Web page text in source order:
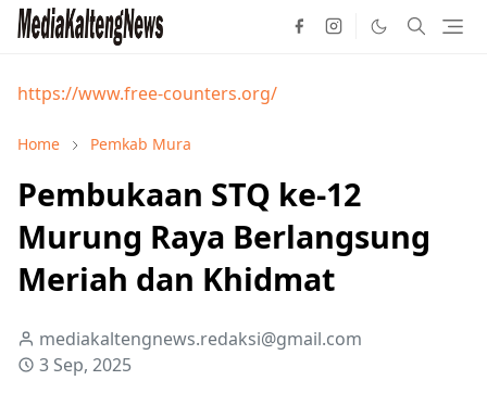
https://www.free-counters.org/
Home Pemkab Mura
Pembukaan STQ ke-12
Murung Raya Berlangsung
Meriah dan Khidmat
mediakaltengnews.redaksi@gmail.com
3 Sep, 2025